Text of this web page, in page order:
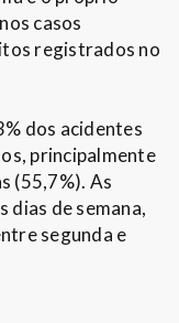
casos
registrados no
dos acidentes
principalmente
(55,7%). As
dias de semana,
segunda e